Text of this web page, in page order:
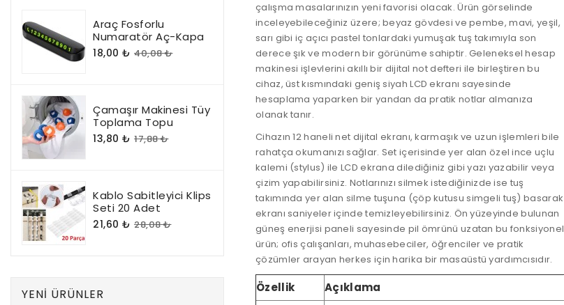
Araç Fosforlu
Numaratör Aç-Kapa
18,00 ₺ 40,08 ₺
Çamaşır Makinesi Tüy
Toplama Topu
13,80 ₺ 17,88 ₺
Kablo Sabitleyici Klips
Seti 20 Adet
21,60 ₺ 28,08 ₺
YENI ÜRÜNLER
çalışma masalarınızın yeni favorisi olacak. Ürün görselinde
inceleyebileceğiniz üzere; beyaz gövdesi ve pembe, mavi, yeşil,
sarı gibi iç açıcı pastel tonlardaki yumuşak tuş takımıyla son
derece şık ve modern bir görünüme sahiptir. Geleneksel hesap
makinesi işlevlerini akıllı bir dijital not defteri ile birleştiren bu
cihaz, üst kısmındaki geniş siyah LCD ekranı sayesinde
hesaplama yaparken bir yandan da pratik notlar almanıza
olanak tanır.
Cihazın 12 haneli net dijital ekranı, karmaşık ve uzun işlemleri bile
rahatça okumanızı sağlar. Set içerisinde yer alan özel ince uçlu
kalemi (stylus) ile LCD ekrana dilediğiniz gibi yazı yazabilir veya
çizim yapabilirsiniz. Notlarınızı silmek istediğinizde ise tuş
takımında yer alan silme tuşuna (çöp kutusu simgeli tuş) basarak
ekranı saniyeler içinde temizleyebilirsiniz. Ön yüzeyinde bulunan
güneş enerjisi paneli sayesinde pil ömrünü uzatan bu fonksiyonel
ürün; ofis çalışanları, muhasebeciler, öğrenciler ve pratik
çözümler arayan herkes için harika bir masaüstü yardımcısıdır.
Özellik Açıklama